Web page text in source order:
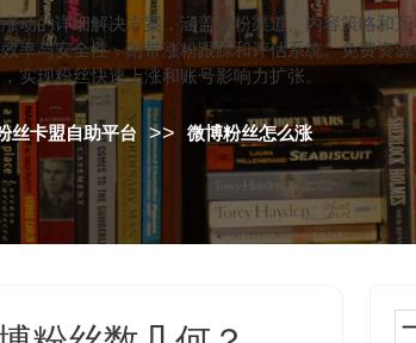
的详细解决方案，涵盖涨粉渠道、内容策略和
与安全性，附带涨粉跟踪和评估系统。免费资
实现粉丝快速上涨和账号影响力扩张。
丝卡盟自助平台 >> 微博粉丝怎么涨